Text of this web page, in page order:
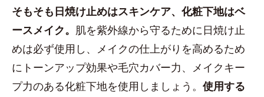
そもそも日焼け止めはスキンケア、化粧下地はベ
ースメイク。 肌を紫外線から守るために日焼け止
めは必ず使用し、メイクの仕上がりを高めるため
にトーンアップ効果や毛穴カバー力、メイクキー
プ力のある化粧下地を使用しましょう。 使用する